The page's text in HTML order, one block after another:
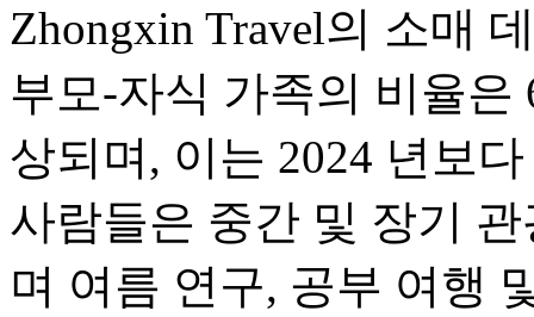
Zhongxin Travel의 소매
부모-자식 가족의 비율은
상되며, 이는 2024 년보
사람들은 중간 및 장기
며 여름 연구, 공부 여행